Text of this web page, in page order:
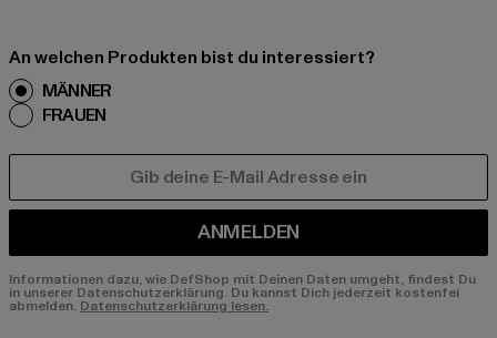
An welchen Produkten bist du interessiert?
MÄNNER
FRAUEN
ANMELDEN
Informationen dazu, wie DefShop mit Deinen Daten umgeht, findest Du
in unserer Datenschutzerklärung. Du kannst Dich jederzeit kostenfei
abmelden. Datenschutzerklärung lesen.